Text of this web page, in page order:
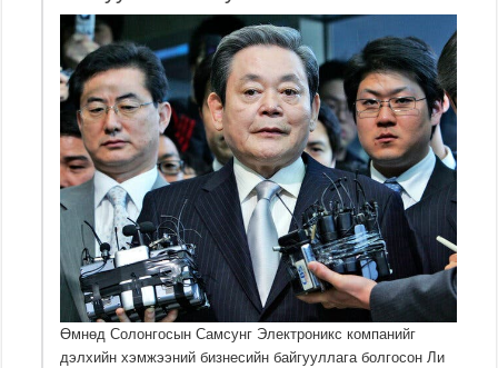
Өмнөд Солонгосын Самсунг Электроникс компанийг
дэлхийн хэмжээний бизнесийн байгууллага болгосон Ли